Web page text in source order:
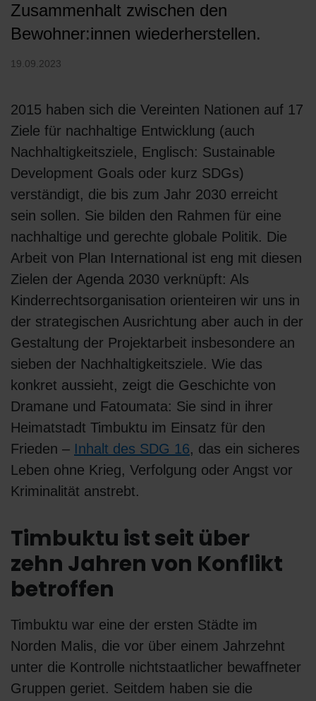
Zusammenhalt zwischen den
Bewohner:innen wiederherstellen.
19.09.2023
2015 haben sich die Vereinten Nationen auf 17
Ziele für nachhaltige Entwicklung (auch
Nachhaltigkeitsziele, Englisch: Sustainable
Development Goals oder kurz SDGs)
verständigt, die bis zum Jahr 2030 erreicht
sein sollen. Sie bilden den Rahmen für eine
nachhaltige und gerechte globale Politik. Die
Arbeit von Plan International ist eng mit diesen
Zielen der Agenda 2030 verknüpft: Als
Kinderrechtsorganisation orienteiren wir uns in
der strategischen Ausrichtung aber auch in der
Gestaltung der Projektarbeit insbesondere an
sieben der Nachhaltigkeitsziele. Wie das
konkret aussieht, zeigt die Geschichte von
Dramane und Fatoumata: Sie sind in ihrer
Heimatstadt Timbuktu im Einsatz für den
Frieden – Inhalt des SDG 16, das ein sicheres
Leben ohne Krieg, Verfolgung oder Angst vor
Kriminalität anstrebt.
Timbuktu ist seit über
zehn Jahren von Konflikt
betroffen
Timbuktu war eine der ersten Städte im
Norden Malis, die vor über einem Jahrzehnt
unter die Kontrolle nichtstaatlicher bewaffneter
Gruppen geriet. Seitdem haben sie die